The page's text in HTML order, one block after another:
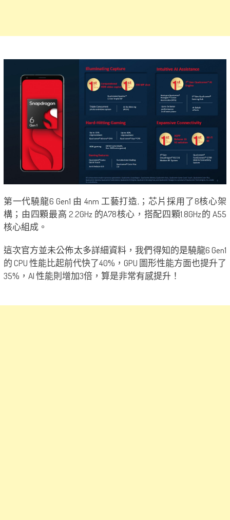
第一代驍龍6 Gen1 由 4nm 工藝打造,；芯片採用了8核心架
構；由四顆最高 2.2GHz 的A78核心，搭配四顆1.8GHz的 A55
核心組成。
這次官方並未公佈太多詳細資料，我們得知的是驍龍6 Gen1
的 CPU 性能比起前代快了40%，GPU 圖形性能方面也提升了
35%，AI 性能則增加3倍，算是非常有感提升！